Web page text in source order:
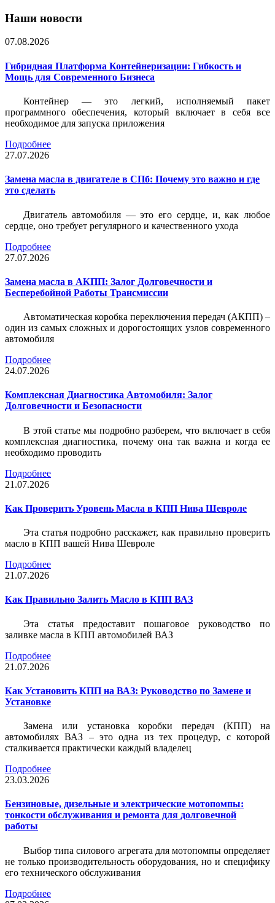
Наши новости
07.08.2026
Гибридная Платформа Контейнеризации: Гибкость и
Мощь для Современного Бизнеса
Контейнер — это легкий, исполняемый пакет
программного обеспечения, который включает в себя все
необходимое для запуска приложения
Подробнее
27.07.2026
Замена масла в двигателе в СПб: Почему это важно и где
это сделать
Двигатель автомобиля — это его сердце, и, как любое
сердце, оно требует регулярного и качественного ухода
Подробнее
27.07.2026
Замена масла в АКПП: Залог Долговечности и
Бесперебойной Работы Трансмиссии
Автоматическая коробка переключения передач (АКПП) –
один из самых сложных и дорогостоящих узлов современного
автомобиля
Подробнее
24.07.2026
Комплексная Диагностика Автомобиля: Залог
Долговечности и Безопасности
В этой статье мы подробно разберем, что включает в себя
комплексная диагностика, почему она так важна и когда ее
необходимо проводить
Подробнее
21.07.2026
Как Проверить Уровень Масла в КПП Нива Шевроле
Эта статья подробно расскажет, как правильно проверить
масло в КПП вашей Нива Шевроле
Подробнее
21.07.2026
Как Правильно Залить Масло в КПП ВАЗ
Эта статья предоставит пошаговое руководство по
заливке масла в КПП автомобилей ВАЗ
Подробнее
21.07.2026
Как Установить КПП на ВАЗ: Руководство по Замене и
Установке
Замена или установка коробки передач (КПП) на
автомобилях ВАЗ – это одна из тех процедур, с которой
сталкивается практически каждый владелец
Подробнее
23.03.2026
Бензиновые, дизельные и электрические мотопомпы:
тонкости обслуживания и ремонта для долговечной
работы
Выбор типа силового агрегата для мотопомпы определяет
не только производительность оборудования, но и специфику
его технического обслуживания
Подробнее